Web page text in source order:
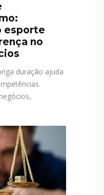
esporte
no
duração ajuda